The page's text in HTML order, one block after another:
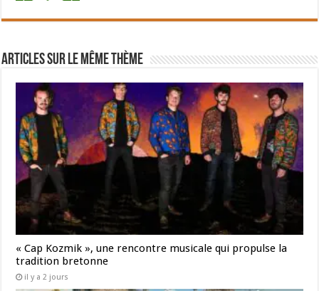
Articles sur le même thème
« Cap Kozmik », une rencontre musicale qui propulse la
tradition bretonne
il y a 2 jours